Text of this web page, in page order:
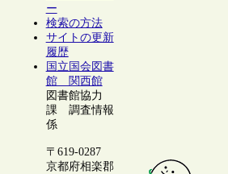
ー
検索の方法
サイトの更新
履歴
国立国会図書
館 関西館
図書館協力
課 調査情報
係
〒619-0287
京都府相楽郡